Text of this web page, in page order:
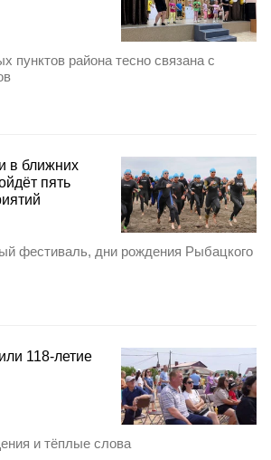
пунктов района тесно связана с
в ближних
пять
фестиваль, дни рождения Рыбацкого
118-летие
и тёплые слова